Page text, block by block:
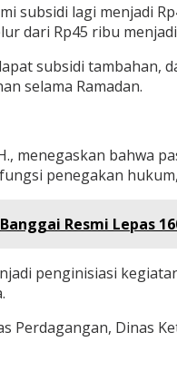
subsidi lagi menjadi
dari Rp45 ribu
subsidi
selama Ramadan.
menegaskan bahwa
penegakan
Resmi Lepas
penginisiasi
Perdagangan,